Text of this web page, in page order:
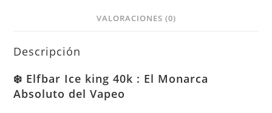
VALORACIONES (0)
Descripción
❄️ Elfbar Ice king 40k : El Monarca
Absoluto del Vapeo